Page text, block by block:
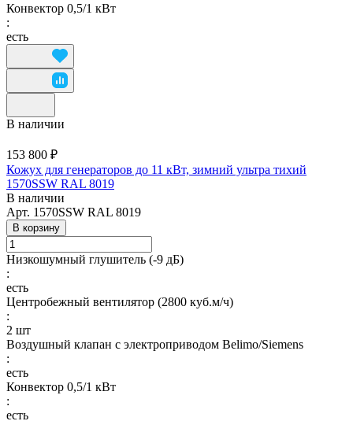
Конвектор 0,5/1 кВт
:
есть
В наличии
153 800 ₽
Кожух для генераторов до 11 кВт, зимний ультра тихий
1570SSW RAL 8019
В наличии
Арт. 1570SSW RAL 8019
В корзину
Низкошумный глушитель (-9 дБ)
:
есть
Центробежный вентилятор (2800 куб.м/ч)
:
2 шт
Воздушный клапан с электроприводом Belimo/Siemens
:
есть
Конвектор 0,5/1 кВт
:
есть